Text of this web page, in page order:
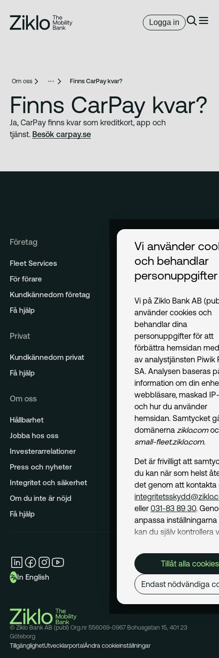
Logga in
Om oss Finns CarPay kvar?
Finns CarPay kvar?
Ja, CarPay finns kvar som kreditkort, app och
tjänst. Besök carpay.se
Företag
Fleet Services
För förare
Kundkännedom företag
Få hjälp
Privat
Kundkännedom privat
Få hjälp
Om oss
Hållbarhet
Jobba hos oss
Investerarrelationer
Press och nyheter
Integritet och säkerhet
Om du inte är nöjd
Få hjälp
In English
© Ziklo Bank AB (publ) Org.nr 556069-0967 Bohusgatan 15, 401 23
Göteborg
TillgänglighetUtvecklarportalÄndra cookieinställningar
Vi använder
och behandlar
personuppgifter
Vi på Ziklo Bank AB
använder cookies och
behandlar dina
personuppgifter för att
förbättra hemsidan
av analystjänsten Piwik
SA. Analysen baseras
information om din
webbläsare, maskad
och hur du använder
hemsidan. Samtycket
domänerna ziklo.com
small-fleet.ziklo.com.
Det är frivilligt att
du kan när som helst
det genom att kontakta
eller 031-83 89 30.
anpassa
kan du själv kontrollera
Cookiepolicykan du
om hur vi använder
och hur du kan undvika
Mer om behandling av
personuppgifter hittar
Tillåt alla cookies
Endast nödvändiga